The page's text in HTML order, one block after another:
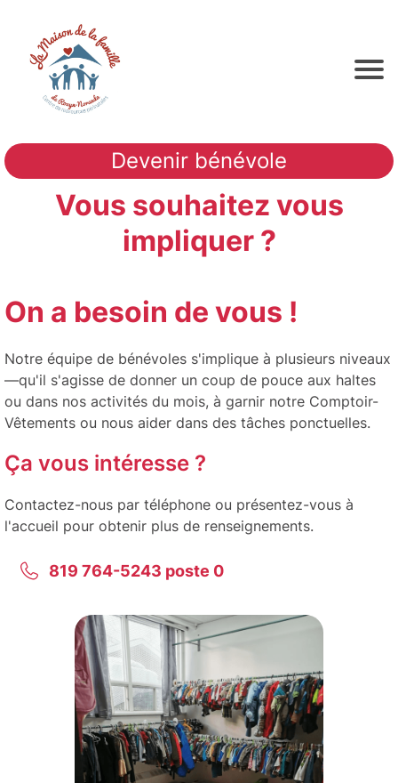
Devenir bénévole
Vous souhaitez vous
impliquer ?
On a besoin de vous !
Notre équipe de bénévoles s'implique à plusieurs niveaux
—qu'il s'agisse de donner un coup de pouce aux haltes
ou dans nos activités du mois, à garnir notre Comptoir-
Vêtements ou nous aider dans des tâches ponctuelles.
Ça vous intéresse ?
Contactez-nous par téléphone ou présentez-vous à
l'accueil pour obtenir plus de renseignements.
819 764-5243 poste 0